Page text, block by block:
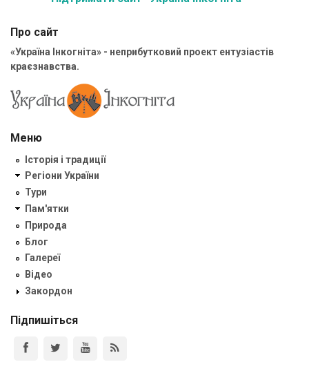
Про сайт
«Україна Інкогніта» - неприбутковий проект ентузіастів
краєзнавства.
Меню
Історія і традиції
Регіони України
Тури
Пам'ятки
Природа
Блог
Галереї
Відео
Закордон
Підпишіться